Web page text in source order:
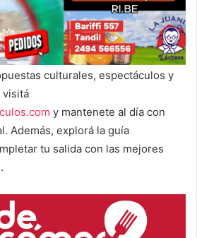
culturales, espectáculos y
visitá
y mantenete al día con
Además, explorá la guía
tu salida con las mejores